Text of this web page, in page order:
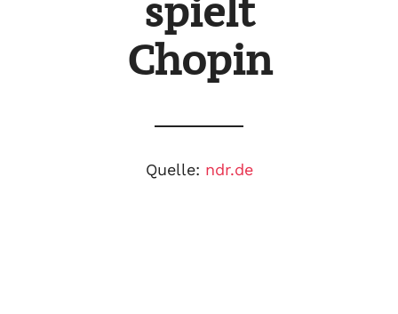
spielt
Chopin
Quelle: ndr.de